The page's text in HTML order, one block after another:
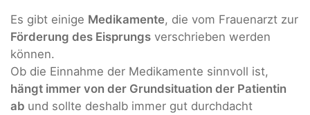
Es gibt einige Medikamente, die vom Frauenarzt zur
Förderung des Eisprungs verschrieben werden
können.
Ob die Einnahme der Medikamente sinnvoll ist,
hängt immer von der Grundsituation der Patientin
ab und sollte deshalb immer gut durchdacht